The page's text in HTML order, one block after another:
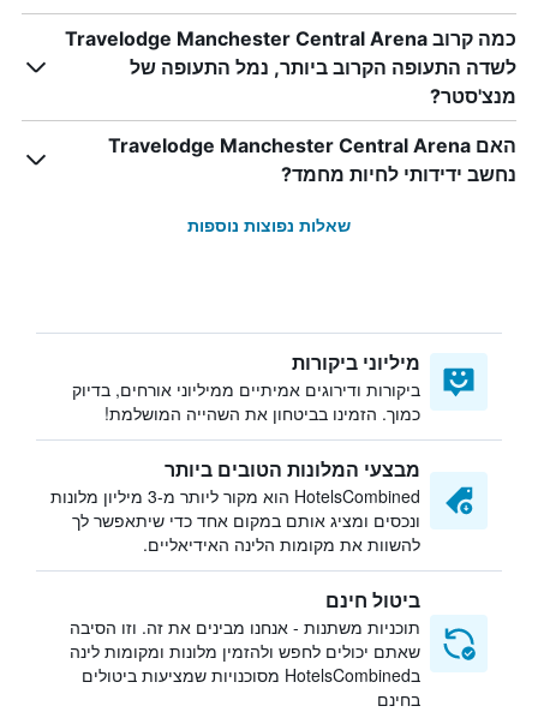
כמה קרוב Travelodge Manchester Central Arena
לשדה התעופה הקרוב ביותר, נמל התעופה של
מנצ'סטר?
האם Travelodge Manchester Central Arena
נחשב ידידותי לחיות מחמד?
שאלות נפוצות נוספות
מיליוני ביקורות
ביקורות ודירוגים אמיתיים ממיליוני אורחים, בדיוק
כמוך. הזמינו בביטחון את השהייה המושלמת!
מבצעי המלונות הטובים ביותר
HotelsCombined הוא מקור ליותר מ-3 מיליון מלונות
ונכסים ומציג אותם במקום אחד כדי שיתאפשר לך
להשוות את מקומות הלינה האידיאליים.
ביטול חינם
תוכניות משתנות - אנחנו מבינים את זה. וזו הסיבה
שאתם יכולים לחפש ולהזמין מלונות ומקומות לינה
בHotelsCombined מסוכנויות שמציעות ביטולים
בחינם